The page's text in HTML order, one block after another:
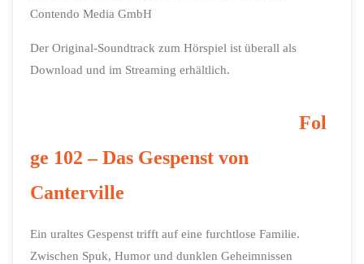
Contendo Media GmbH
Der Original-Soundtrack zum Hörspiel ist überall als
Download und im Streaming erhältlich.
Fol
ge 102 – Das Gespenst von
Canterville
Ein uraltes Gespenst trifft auf eine furchtlose Familie.
Zwischen Spuk, Humor und dunklen Geheimnissen